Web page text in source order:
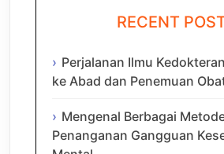
RECENT
Perjalanan Ilmu
ke Abad dan Penemuan
Mengenal Berbagai
Penanganan Gangguan